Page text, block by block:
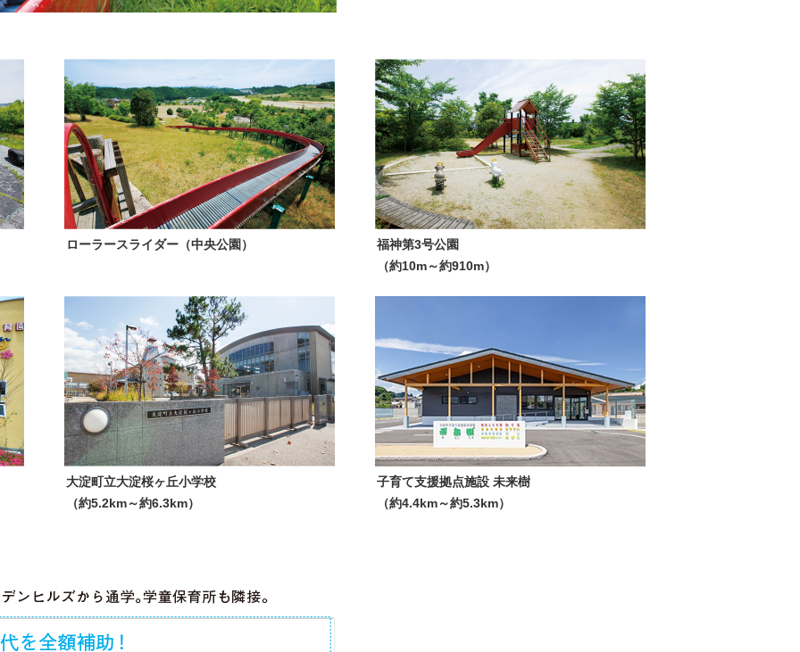
ローラースライダー（中央公園）
福神第3号公園
（約10m～約910m）
大淀町立大淀桜ヶ丘小学校
（約5.2km～約6.3km）
子育て支援拠点施設 未来樹
（約4.4km～約5.3km）